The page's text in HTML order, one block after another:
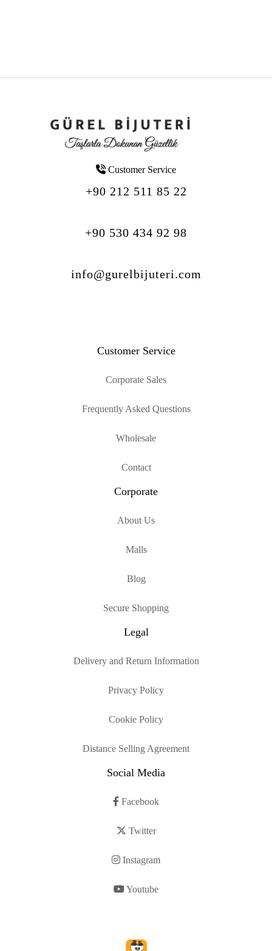
Customer Service
+90 212 511 85 22
+90 530 434 92 98
info@gurelbijuteri.com
Customer Service
Corporate Sales
Frequently Asked Questions
Wholesale
Contact
Corporate
About Us
Malls
Blog
Secure Shopping
Legal
Delivery and Return Information
Privacy Policy
Cookie Policy
Distance Selling Agreement
Social Media
Facebook
Twitter
Instagram
Youtube